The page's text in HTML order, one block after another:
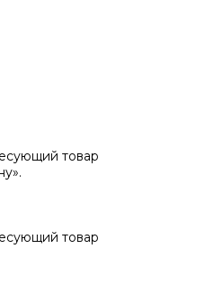
товар
товар